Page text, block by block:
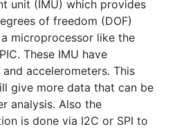
unit (IMU) which provides
of freedom (DOF)
microprocessor like the
These IMU have
accelerometers. This
give more data that can be
analysis. Also the
is done via I2C or SPI to